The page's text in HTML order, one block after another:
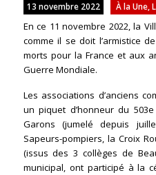
13 novembre 2022 À la Une,
En ce 11 novembre 2022, la
comme il se doit l’armistice
morts pour la France et aux
Guerre Mondiale.
Les associations d’anciens
un piquet d’honneur du
Garons (jumelé depuis
Sapeurs-pompiers, la Croix
(issus des 3 collèges de
municipal, ont participé à la